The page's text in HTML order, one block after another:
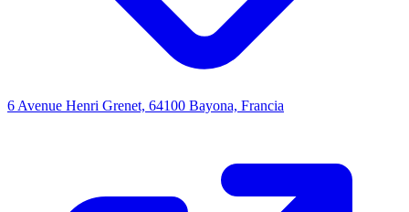
6 Avenue Henri Grenet, 64100 Bayona, Francia